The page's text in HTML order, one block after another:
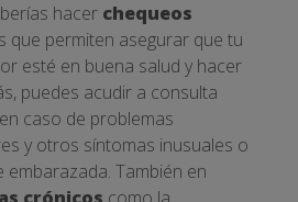
hacer chequeos
que permiten asegurar que tu
esté en buena salud y hacer
puedes acudir a consulta
caso de problemas
y otros síntomas inusuales o
embarazada. También en